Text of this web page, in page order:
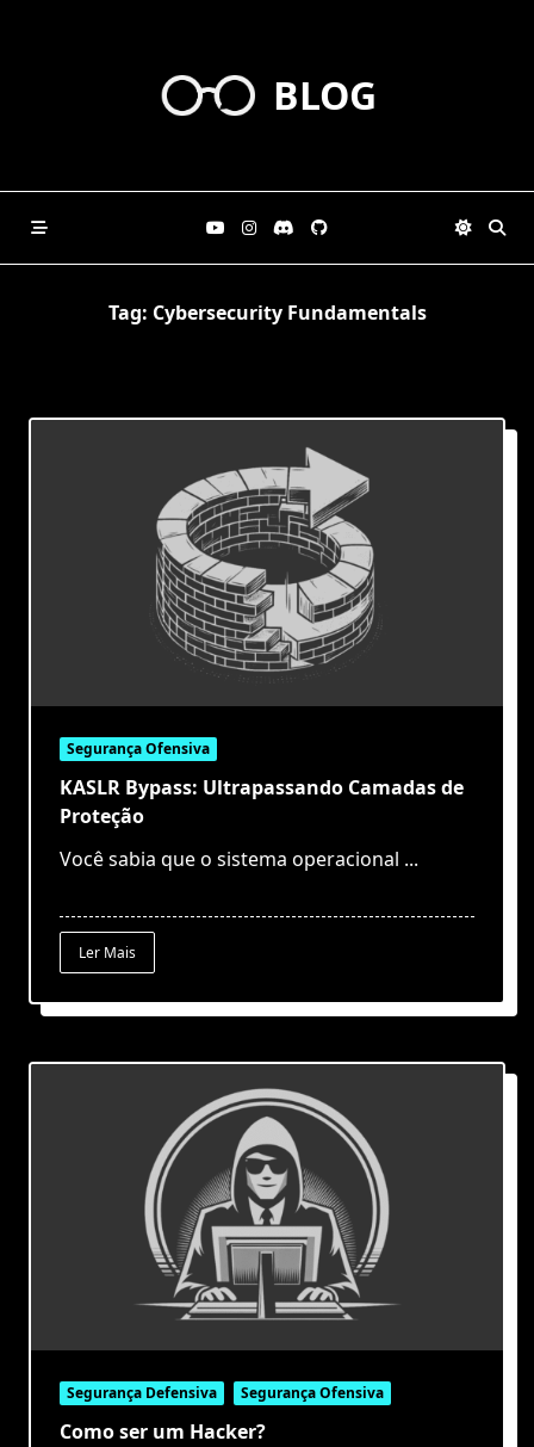
BLOG
Tag: Cybersecurity Fundamentals
Segurança Ofensiva
KASLR Bypass: Ultrapassando Camadas de
Proteção
Você sabia que o sistema operacional ...
Ler Mais
Segurança Defensiva Segurança Ofensiva
Como ser um Hacker?